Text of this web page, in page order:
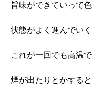
旨味ができていって
状態がよく進んでいく
これが一回でも高温
煙が出たりとかすると